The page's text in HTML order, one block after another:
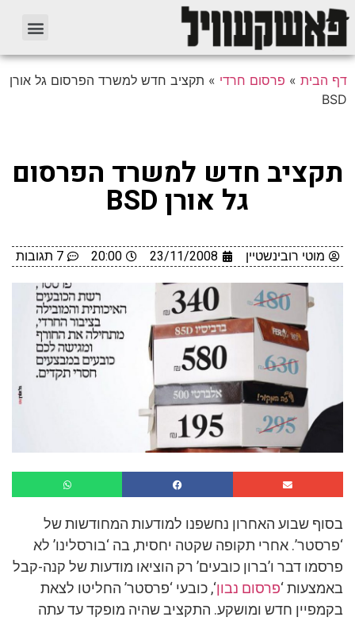
דף הבית » פרסום חרדי » תקציב חדש למשרד הפרסום גל אורן
BSD
תקציב חדש למשרד הפרסום
גל אורן BSD
מוטי רובינשטיין 23/11/2008
20:00 7 תגובות
בסוף שבוע האחרון נחשפנו למודעות המחודשות של
‘פרסטר’. אחרי תקופה שקטה יחסית, בה ‘בורסלינו’ לא
פרסמו דבר ו’ברון כובעים’ רק הוציאו מודעות של קנה-קבל
באמצעות ‘פרסום נבון‘, כובעי ‘פרסטר’ החליטו לצאת
בקמפיין חדש ומושקע. התקציב שהיה מופקד עד עתה